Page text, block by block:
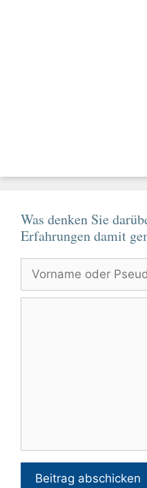
Was denken Sie
Erfahrungen damit
Vorname
Pseudonym